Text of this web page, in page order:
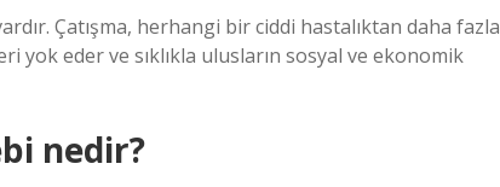
Çatışma, herhangi bir ciddi hastalıktan daha fazla
yok eder ve sıklıkla ulusların sosyal ve ekonomik
nedir?